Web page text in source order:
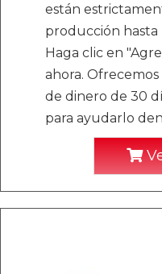
están
producción hasta
Haga clic en
ahora.
de dinero de 30
para ayudarlo